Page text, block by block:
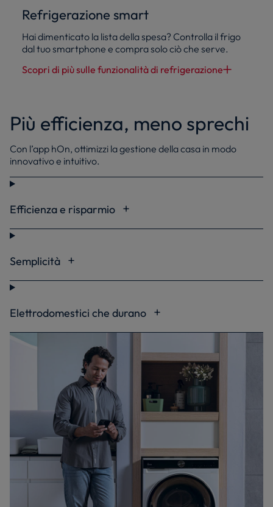
Refrigerazione smart
Hai dimenticato la lista della spesa? Controlla il frigo
dal tuo smartphone e compra solo ciò che serve.
Scopri di più sulle funzionalità di refrigerazione
Più efficienza, meno sprechi
Con l’app hOn, ottimizzi la gestione della casa in modo
innovativo e intuitivo.
Efficienza e risparmio
Semplicità
Elettrodomestici che durano